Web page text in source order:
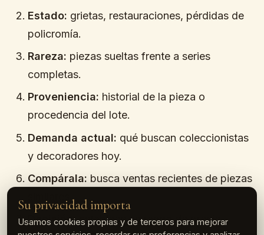
Estado: grietas, restauraciones, pérdidas de
policromía.
Rareza: piezas sueltas frente a series
completas.
Proveniencia: historial de la pieza o
procedencia del lote.
Demanda actual: qué buscan coleccionistas
y decoradores hoy.
Compárala: busca ventas recientes de piezas
Decisión:establece un rango de precio
Su privacidad importa
Usamos cookies propias y de terceros para mejorar